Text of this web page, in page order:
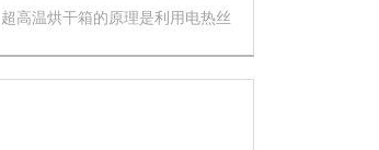
超高温烘干箱的原理是利用电热丝
燥设备，有大型步入式高温烘箱、
中小型烘箱，便携式移动式烘箱多